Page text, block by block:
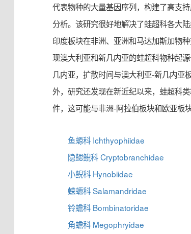
代表物种的大量基因序列，构建了高支
分析。该研究很好地解决了蛙超科各大
印度板块在非洲、亚洲和马达加斯加物
现澳大利亚和新几内亚的蛙超科物种起
几内亚，扩散时间与澳大利亚-新几内亚
外，研究还发现在新近纪以来，蛙超科
件，这可能与非洲-阿拉伯板块和欧亚板
鱼螈科 Ichthyophiidae
隐鳃鲵科 Cryptobranchidae
小鲵科 Hynobiidae
蝾螈科 Salamandridae
铃蟾科 Bombinatoridae
角蟾科 Megophryidae